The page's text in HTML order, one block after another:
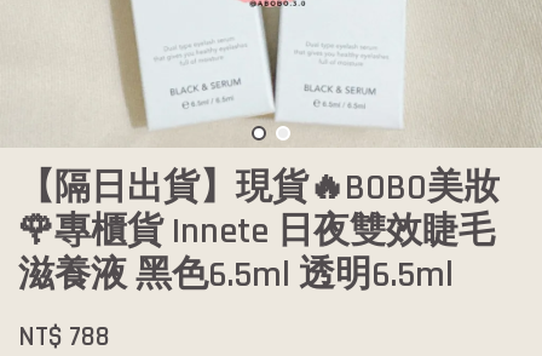
【隔日出貨】現貨🔥BOBO美妝
🌹專櫃貨 Innete 日夜雙效睫毛
滋養液 黑色6.5ml 透明6.5ml
NT$ 788